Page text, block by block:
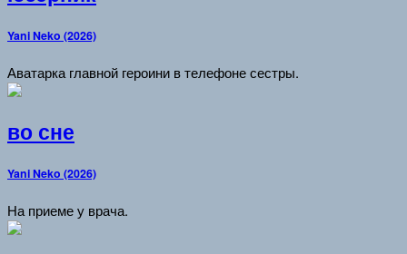
Yani Neko (2026)
Аватарка главной героини в телефоне сестры.
во сне
Yani Neko (2026)
На приеме у врача.